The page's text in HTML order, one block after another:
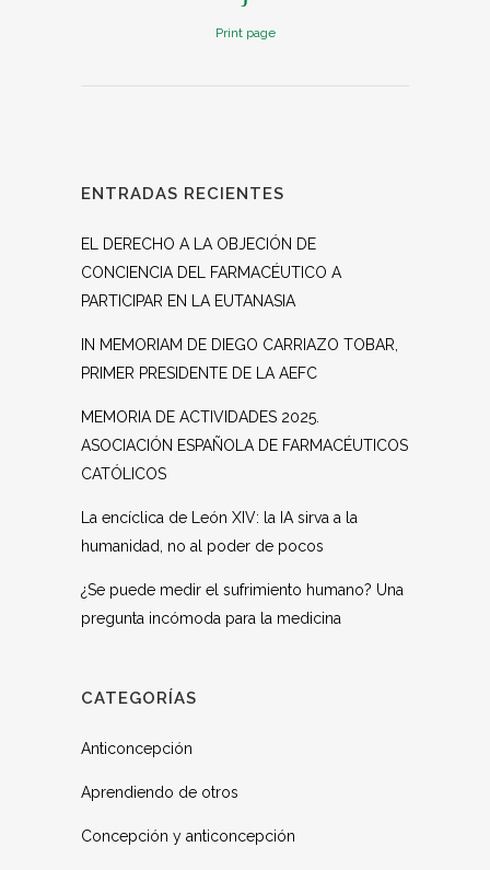
Print page
ENTRADAS RECIENTES
EL DERECHO A LA OBJECIÓN DE
CONCIENCIA DEL FARMACÉUTICO A
PARTICIPAR EN LA EUTANASIA
IN MEMORIAM DE DIEGO CARRIAZO TOBAR,
PRIMER PRESIDENTE DE LA AEFC
MEMORIA DE ACTIVIDADES 2025.
ASOCIACIÓN ESPAÑOLA DE FARMACÉUTICOS
CATÓLICOS
La encíclica de León XIV: la IA sirva a la
humanidad, no al poder de pocos
¿Se puede medir el sufrimiento humano? Una
pregunta incómoda para la medicina
CATEGORÍAS
Anticoncepción
Aprendiendo de otros
Concepción y anticoncepción